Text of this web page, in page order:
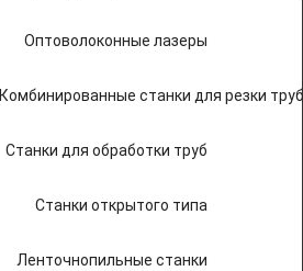
Оптоволоконные лазеры
Комбинированные станки для резки
Станки для обработки труб
Станки открытого типа
Ленточнопильные станки